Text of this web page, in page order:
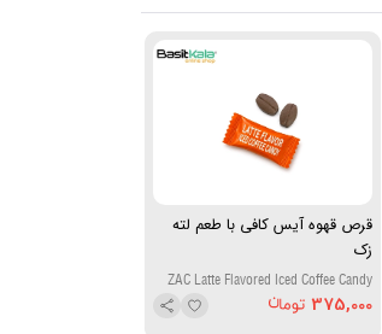
قرص قهوه آیس کافی با طعم لته
زک
ZAC Latte Flavored Iced Coffee Candy
375,000